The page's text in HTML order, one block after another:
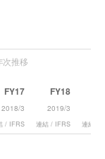
次推移
FY17
2018/3
/ IFRS
FY18
2019/3
連結 / IFRS 連結 /